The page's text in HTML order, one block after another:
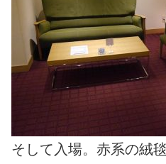
そして入場。赤系の絨